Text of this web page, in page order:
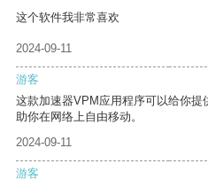
这个软件我非常喜欢
2024-09-11
游客
这款加速器VPM应用程序可以给你
助你在网络上自由移动。
2024-09-11
游客